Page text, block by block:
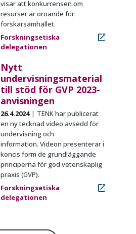
visar att konkurrensen om
resurser är oroande för
forskarsamhället.
Forskningsetiska
delegationen
Nytt
undervisningsmaterial
till stöd för GVP 2023-
anvisningen
26.4.2024
TENK har publicerat
en ny tecknad video avsedd för
undervisning och
information. Videon presenterar i
koncis form de grundläggande
principerna för god vetenskaplig
praxis (GVP).
Forskningsetiska
delegationen